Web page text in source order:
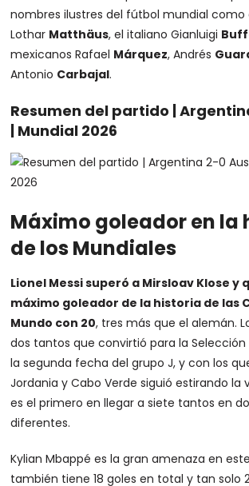
nombres ilustres del fútbol mundial como
Lothar Matthäus, el italiano Gianluigi
mexicanos Rafael Márquez, Andrés
Antonio Carbajal.
Resumen del partido |
| Mundial 2026
Máximo goleador en la
de los Mundiales
Lionel Messi superó a Mirsloav Klose y
máximo goleador de la historia de las
Mundo con 20, tres más que el alemán.
dos tantos que convirtió para la
la segunda fecha del grupo J, y con los
Jordania y Cabo Verde siguió estirando la
es el primero en llegar a siete tantos en
diferentes.
Kylian Mbappé es la gran amenaza en
también tiene 18 goles en total y tan solo